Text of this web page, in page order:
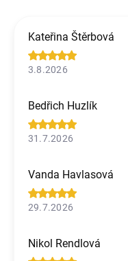
Kateřina Štěrbová
3.8.2026
Bedřich Huzlík
31.7.2026
Vanda Havlasová
29.7.2026
Nikol Rendlová